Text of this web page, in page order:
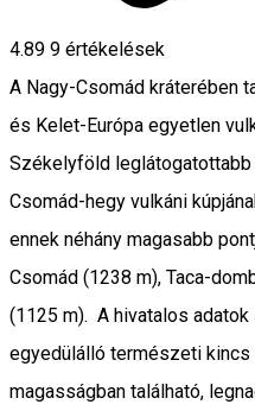
4.89 9 értékelések
A Nagy-Csomád kráterében
és Kelet-Európa egyetlen
Székelyföld
Csomád-hegy vulkáni
ennek néhány magasabb
Csomád (1238 m), Taca-
(1125 m). A hivatalos adatok
egyedülálló természeti
magasságban található,